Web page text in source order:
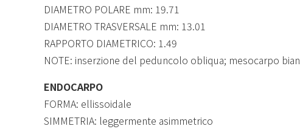
DIAMETRO POLARE mm: 19.71
DIAMETRO TRASVERSALE mm: 13.01
RAPPORTO DIAMETRICO: 1.49
NOTE: inserzione del peduncolo obliqua; mesocarpo
ENDOCARPO
FORMA: ellissoidale
SIMMETRIA: leggermente asimmetrico